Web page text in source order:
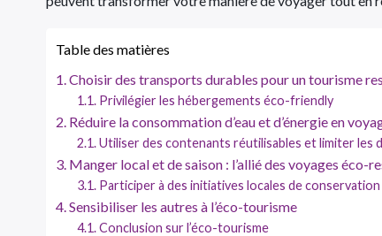
Table des matières
Choisir des transports durables pour un tourisme
Privilégier les hébergements éco-friendly
Réduire la consommation d’eau et d’énergie en
Utiliser des contenants réutilisables et limiter les
Manger local et de saison : l’allié des voyages éco-
Participer à des initiatives locales de conservation
Sensibiliser les autres à l’éco-tourisme
Conclusion sur l’éco-tourisme